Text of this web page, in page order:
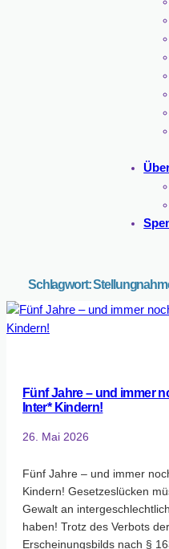
Schlagwort:
Fünf Jahre – und immer
Inter* Kindern!
26. Mai 2026
Fünf Jahre – und immer
Kindern! Gesetzeslücken
Gewalt an
haben! Trotz des Verbots
Erscheinungsbilds nach §